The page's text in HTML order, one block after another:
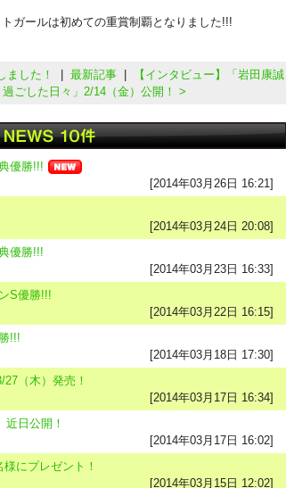
ガールは初めての重賞制覇となりました!!!
ました！ 最新記事
【インタビュー】「岩田康誠
ごした日々」2/14（金）公開！ >
優勝!!!
[2014年03月26日 16:21]
[2014年03月24日 20:08]
優勝!!!
[2014年03月23日 16:33]
S優勝!!!
[2014年03月22日 16:15]
!!!
[2014年03月18日 17:30]
（木）発売！
[2014年03月17日 16:34]
近日公開！
[2014年03月17日 16:02]
にプレゼント！
[2014年03月15日 12:02]